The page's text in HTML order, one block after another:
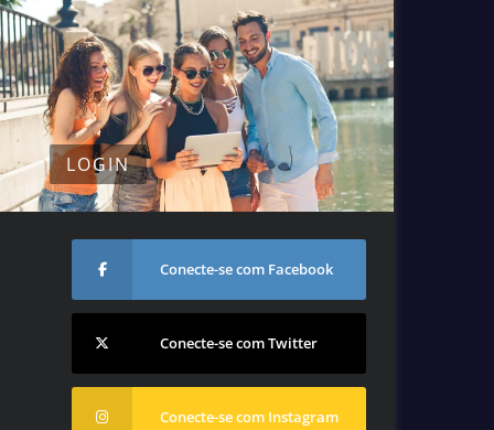
LOGIN
Conecte-se com Facebook
Conecte-se com Twitter
Conecte-se com Instagram